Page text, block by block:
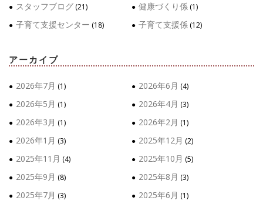
スタッフブログ (21) 健康づくり係 (1)
子育て支援センター (18) 子育て支援係 (12)
アーカイブ
2026年7月 (1) 2026年6月 (4)
2026年5月 (1) 2026年4月 (3)
2026年3月 (1) 2026年2月 (1)
2026年1月 (3) 2025年12月 (2)
2025年11月 (4) 2025年10月 (5)
2025年9月 (8) 2025年8月 (3)
2025年7月 (3) 2025年6月 (1)